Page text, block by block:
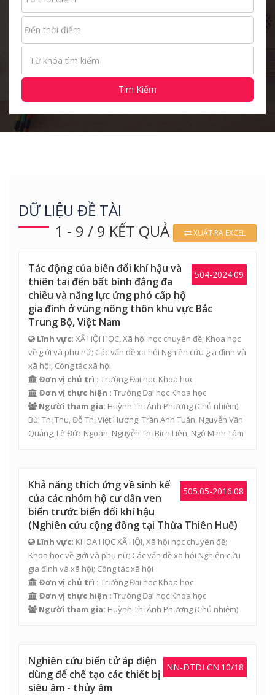
Tìm Kiếm
DỮ LIỆU ĐỀ TÀI
1 - 9 / 9 KẾT QUẢ
XUẤT RA EXCEL
504-2024.09
Tác động của biến đổi khí hậu và
thiên tai đến bất bình đẳng đa
chiều và năng lực ứng phó cấp hộ
gia đình ở vùng nông thôn khu vực Bắc
Trung Bộ, Việt Nam
Lĩnh vực: XÃ HỘI HỌC, Xã hội học chuyên đề; Khoa học
về giới và phụ nữ; Các vấn đề xã hội Nghiên cứu gia đình và
xã hội; Công tác xã hội
Đơn vị chủ trì : Trường Đại học Khoa học
Đơn vị thực hiện : Trường Đại học Khoa học
Người tham gia: Huỳnh Thị Ánh Phương (Chủ nhiệm),
Bùi Thị Thu,Đỗ Thị Việt Hương,Trần Anh Tuấn, Nguyễn Văn
Quảng, Lê Đức Ngoan, Nguyễn Thị Bích Liên, Ngô Minh Tâm
505.05-2016.08
Khả năng thích ứng về sinh kế
của các nhóm hộ cư dân ven
biển trước biến đổi khí hậu
(Nghiên cứu cộng đồng tại Thừa Thiên Huế)
Lĩnh vực: KHOA HỌC XÃ HỘI, Xã hội học chuyên đề;
Khoa học về giới và phụ nữ; Các vấn đề xã hội Nghiên cứu
gia đình và xã hội; Công tác xã hội
Đơn vị chủ trì : Trường Đại học Khoa học
Đơn vị thực hiện : Trường Đại học Khoa học
Người tham gia: Huỳnh Thị Ánh Phương (Chủ nhiệm)
NN-DTDLCN.10/18
Nghiên cứu biến tử áp điện
dùng để chế tạo các thiết bị
siêu âm - thủy âm